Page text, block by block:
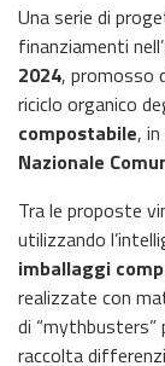
Una serie di
finanziamenti
2024, promosso
riciclo organico
compostabile,
Nazionale
Tra le proposte
utilizzando
imballaggi
realizzate con
di
raccolta